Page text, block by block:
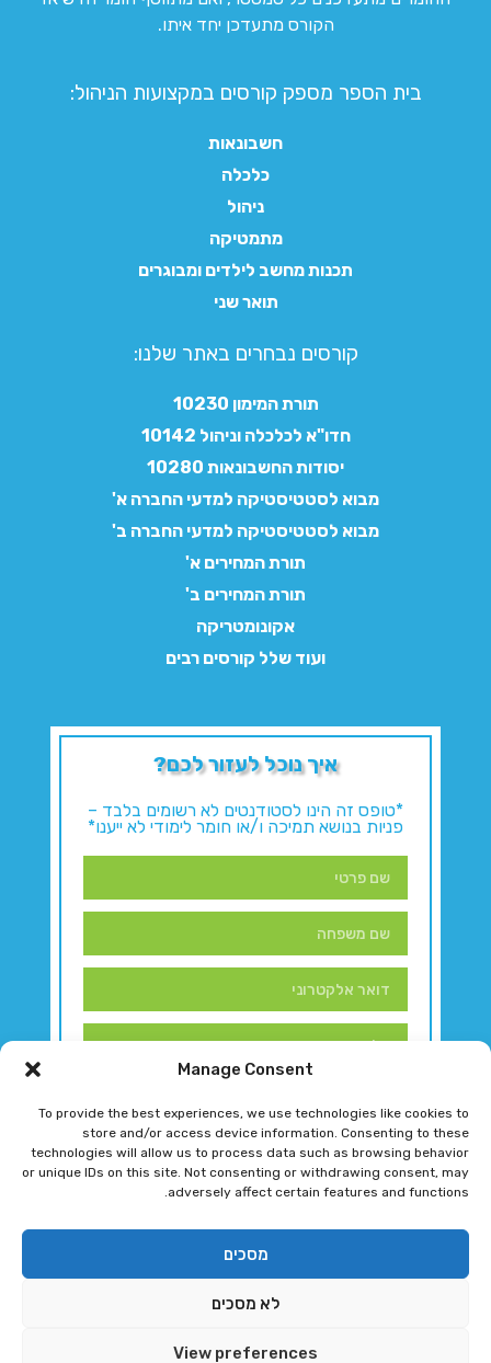
Manage Consent
To provide the best experiences, we use technologies like cookies to
store and/or access device information. Consenting to these
technologies will allow us to process data such as browsing behavior
or unique IDs on this site. Not consenting or withdrawing consent, may
adversely affect certain features and functions.
מסכים
לא מסכים
View preferences
הקורס מתעדכן יחד איתו.
בית הספר מספק קורסים במקצועות הניהול:
חשבונאות
כלכלה
ניהול
מתמטיקה
תכנות מחשב לילדים ומבוגרים
תואר שני
קורסים נבחרים באתר שלנו:​
תורת המימון 10230
חדו"א לכלכלה וניהול 10142
יסודות החשבונאות 10280
מבוא לסטטיסטיקה למדעי החברה א'
מבוא לסטטיסטיקה למדעי החברה ב'
תורת המחירים א'
תורת המחירים ב'
אקונומטריקה
ועוד שלל קורסים רבים
איך נוכל לעזור לכם?
*טופס זה הינו לסטודנטים לא רשומים בלבד –
פניות בנושא תמיכה ו/או חומר לימודי לא ייענו*